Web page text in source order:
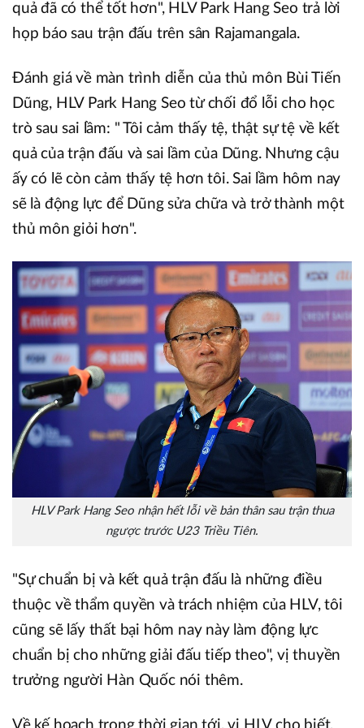
quả đã có thể tốt hơn", HLV Park Hang Seo trả lời
họp báo sau trận đấu trên sân Rajamangala.
Đánh giá về màn trình diễn của thủ môn Bùi Tiến
Dũng, HLV Park Hang Seo từ chối đổ lỗi cho học
trò sau sai lầm: " Tôi cảm thấy tệ, thật sự tệ về kết
quả của trận đấu và sai lầm của Dũng. Nhưng cậu
ấy có lẽ còn cảm thấy tệ hơn tôi. Sai lầm hôm nay
sẽ là động lực để Dũng sửa chữa và trở thành một
thủ môn giỏi hơn".
HLV Park Hang Seo nhận hết lỗi về bản thân sau trận thua
ngược trước U23 Triều Tiên.
"Sự chuẩn bị và kết quả trận đấu là những điều
thuộc về thẩm quyền và trách nhiệm của HLV, tôi
cũng sẽ lấy thất bại hôm nay này làm động lực
chuẩn bị cho những giải đấu tiếp theo", vị thuyền
trưởng người Hàn Quốc nói thêm.